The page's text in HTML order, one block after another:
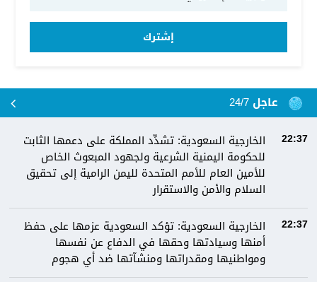
إشترك
عاجل 24/7
22:37
الخارجية السعودية: تشدِّد المملكة على دعمها الثابت
للحكومة اليمنية الشرعية ولجهود المبعوث الخاص
للأمين العام للأمم المتحدة لليمن الرامية إلى تحقيق
السلام والأمن والاستقرار
22:37
الخارجية السعودية: تؤكد السعودية عزمها على حفظ
أمنها وسيادتها وحقها في الدفاع عن نفسها
ومواطنيها ومقدراتها ومنشآتها ضد أي هجوم